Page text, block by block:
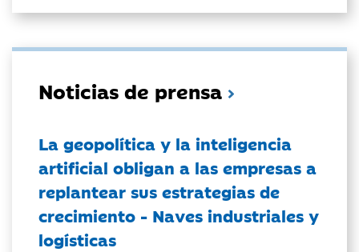
Noticias de prensa
La geopolítica y la inteligencia
artificial obligan a las empresas a
replantear sus estrategias de
crecimiento - Naves industriales y
logísticas